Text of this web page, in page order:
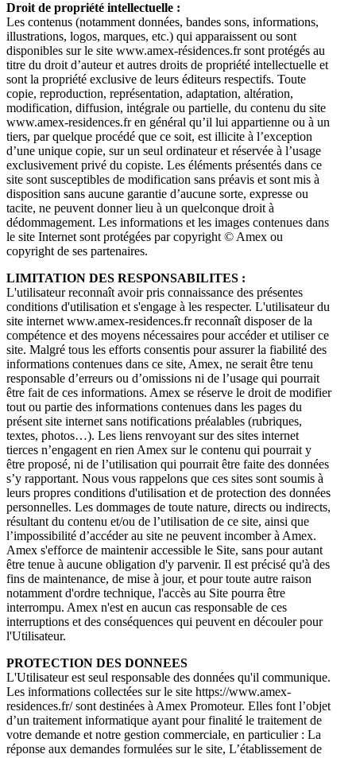
Droit de propriété intellectuelle :
Les contenus (notamment données, bandes sons, informations,
illustrations, logos, marques, etc.) qui apparaissent ou sont
disponibles sur le site www.amex-résidences.fr sont protégés au
titre du droit d’auteur et autres droits de propriété intellectuelle et
sont la propriété exclusive de leurs éditeurs respectifs. Toute
copie, reproduction, représentation, adaptation, altération,
modification, diffusion, intégrale ou partielle, du contenu du site
www.amex-residences.fr en général qu’il lui appartienne ou à un
tiers, par quelque procédé que ce soit, est illicite à l’exception
d’une unique copie, sur un seul ordinateur et réservée à l’usage
exclusivement privé du copiste. Les éléments présentés dans ce
site sont susceptibles de modification sans préavis et sont mis à
disposition sans aucune garantie d’aucune sorte, expresse ou
tacite, ne peuvent donner lieu à un quelconque droit à
dédommagement. Les informations et les images contenues dans
le site Internet sont protégées par copyright © Amex ou
copyright de ses partenaires.
LIMITATION DES RESPONSABILITES :
L'utilisateur reconnaît avoir pris connaissance des présentes
conditions d'utilisation et s'engage à les respecter. L'utilisateur du
site internet www.amex-residences.fr reconnaît disposer de la
compétence et des moyens nécessaires pour accéder et utiliser ce
site. Malgré tous les efforts consentis pour assurer la fiabilité des
informations contenues dans ce site, Amex, ne serait être tenu
responsable d’erreurs ou d’omissions ni de l’usage qui pourrait
être fait de ces informations. Amex se réserve le droit de modifier
tout ou partie des informations contenues dans les pages du
présent site internet sans notifications préalables (rubriques,
textes, photos…). Les liens renvoyant sur des sites internet
tierces n’engagent en rien Amex sur le contenu qui pourrait y
être proposé, ni de l’utilisation qui pourrait être faite des données
s’y rapportant. Nous vous rappelons que ces sites sont soumis à
leurs propres conditions d'utilisation et de protection des données
personnelles. Les dommages de toute nature, directs ou indirects,
résultant du contenu et/ou de l’utilisation de ce site, ainsi que
l’impossibilité d’accéder au site ne peuvent incomber à Amex.
Amex s'efforce de maintenir accessible le Site, sans pour autant
être tenue à aucune obligation d'y parvenir. Il est précisé qu'à des
fins de maintenance, de mise à jour, et pour toute autre raison
notamment d'ordre technique, l'accès au Site pourra être
interrompu. Amex n'est en aucun cas responsable de ces
interruptions et des conséquences qui peuvent en découler pour
l'Utilisateur.
PROTECTION DES DONNEES
L'Utilisateur est seul responsable des données qu'il communique.
Les informations collectées sur le site https://www.amex-
residences.fr/ sont destinées à Amex Promoteur. Elles font l’objet
d’un traitement informatique ayant pour finalité le traitement de
votre demande et notre gestion commerciale, en particulier : La
réponse aux demandes formulées sur le site, L’établissement de